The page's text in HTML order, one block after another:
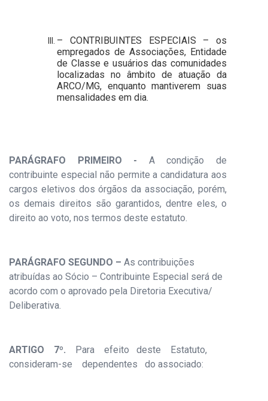
– CONTRIBUINTES ESPECIAIS – os
empregados de Associações, Entidade
de Classe e usuários das comunidades
localizadas no âmbito de atuação da
ARCO/MG, enquanto mantiverem suas
mensalidades em dia.
PARÁGRAFO PRIMEIRO - A condição de
contribuinte especial não permite a candidatura aos
cargos eletivos dos órgãos da associação, porém,
os demais direitos são garantidos, dentre eles, o
direito ao voto, nos termos deste estatuto.
PARÁGRAFO SEGUNDO – As contribuições
atribuídas ao Sócio – Contribuinte Especial será de
acordo com o aprovado pela Diretoria Executiva/
Deliberativa.
ARTIGO 7º.
Para efeito deste Estatuto,
consideram-se dependentes do associado: